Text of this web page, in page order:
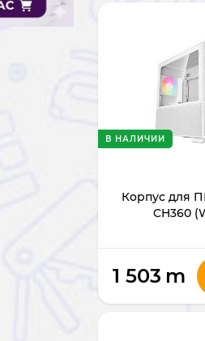
Корпус для
CH360
В НАЛИЧИИ
1 503 m